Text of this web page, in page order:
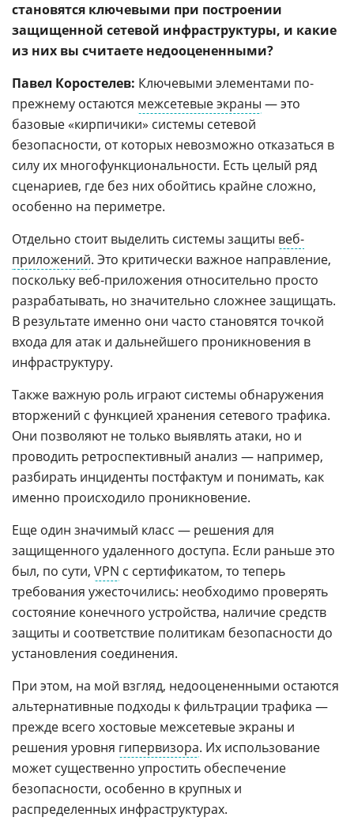
становятся ключевыми при построении
защищенной сетевой инфраструктуры, и какие
из них вы считаете недооцененными?
Павел Коростелев: Ключевыми элементами по-
прежнему остаются межсетевые экраны — это
базовые «кирпичики» системы сетевой
безопасности, от которых невозможно отказаться в
силу их многофункциональности. Есть целый ряд
сценариев, где без них обойтись крайне сложно,
особенно на периметре.
Отдельно стоит выделить системы защиты веб-
приложений. Это критически важное направление,
поскольку веб-приложения относительно просто
разрабатывать, но значительно сложнее защищать.
В результате именно они часто становятся точкой
входа для атак и дальнейшего проникновения в
инфраструктуру.
Также важную роль играют системы обнаружения
вторжений с функцией хранения сетевого трафика.
Они позволяют не только выявлять атаки, но и
проводить ретроспективный анализ — например,
разбирать инциденты постфактум и понимать, как
именно происходило проникновение.
Еще один значимый класс — решения для
защищенного удаленного доступа. Если раньше это
был, по сути, VPN с сертификатом, то теперь
требования ужесточились: необходимо проверять
состояние конечного устройства, наличие средств
защиты и соответствие политикам безопасности до
установления соединения.
При этом, на мой взгляд, недооцененными остаются
альтернативные подходы к фильтрации трафика —
прежде всего хостовые межсетевые экраны и
решения уровня гипервизора. Их использование
может существенно упростить обеспечение
безопасности, особенно в крупных и
распределенных инфраструктурах.